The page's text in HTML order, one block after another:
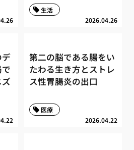
2026.04.26
生活
第二の脳である腸をい
たわる生き方とストレ
ス性胃腸炎の出口
2026.04.22
医療